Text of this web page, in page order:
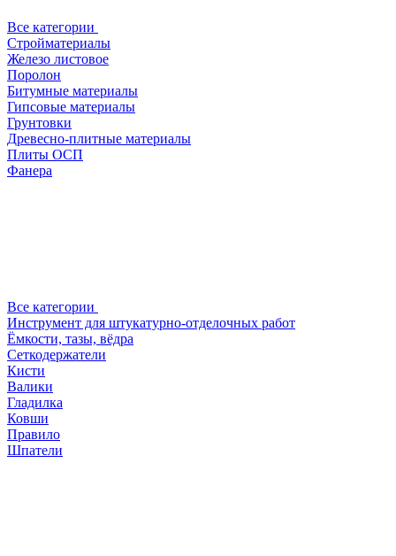
Все категории
Стройматериалы
Железо листовое
Поролон
Битумные материалы
Гипсовые материалы
Грунтовки
Древесно-плитные материалы
Плиты ОСП
Фанера
Все категории
Инструмент для штукатурно-отделочных работ
Ёмкости, тазы, вёдра
Сеткодержатели
Кисти
Валики
Гладилка
Ковши
Правило
Шпатели